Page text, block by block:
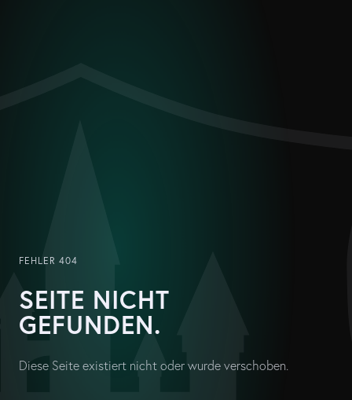
FEHLER 404
SEITE NICHT
GEFUNDEN.
Diese Seite existiert nicht oder wurde verschoben.